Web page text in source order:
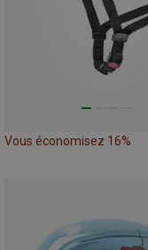
Vous économisez 16%